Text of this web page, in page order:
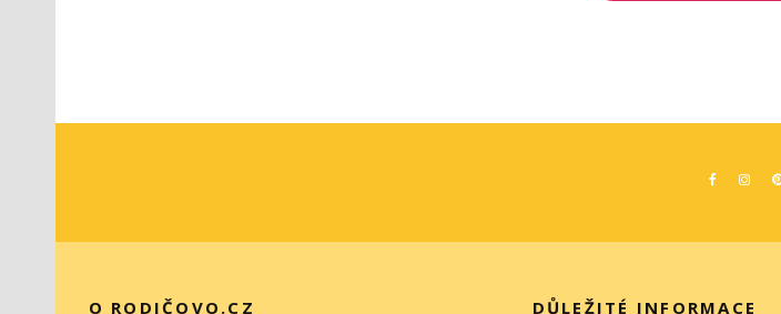
O RODIČOVO.CZ DŮLEŽITÉ INFORMACE